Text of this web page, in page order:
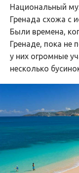
Национальный
Гренада схожа с
Были времена,
Гренаде, пока не
у них огромные
несколько